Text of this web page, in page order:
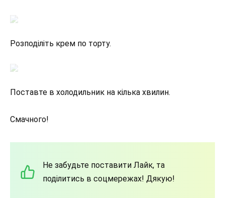
Розподіліть крем по торту.
Поставте в холодильник на кілька хвилин.
Смачного!
Не забудьте поставити Лайк, та
поділитись в соцмережах! Дякую!